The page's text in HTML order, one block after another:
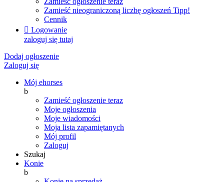
Zamieść nieograniczoną liczbę ogłoszeń Tipp!
Cennik
 Logowanie
zaloguj się tutaj
Dodaj ogłoszenie
Zaloguj się
Mój ehorses
b
Zamieść ogłoszenie teraz
Moje ogłoszenia
Moje wiadomości
Moja lista zapamiętanych
Mój profil
Zaloguj
Szukaj
Konie
b